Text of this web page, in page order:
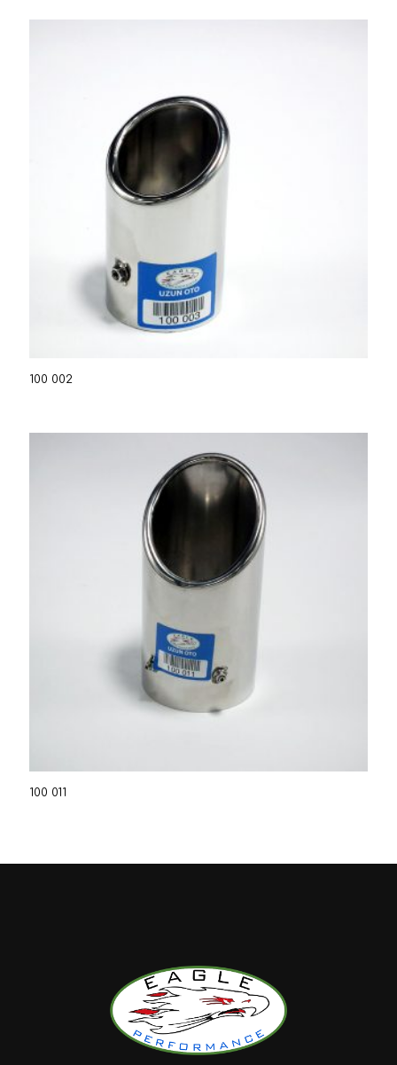
100 002
100 011